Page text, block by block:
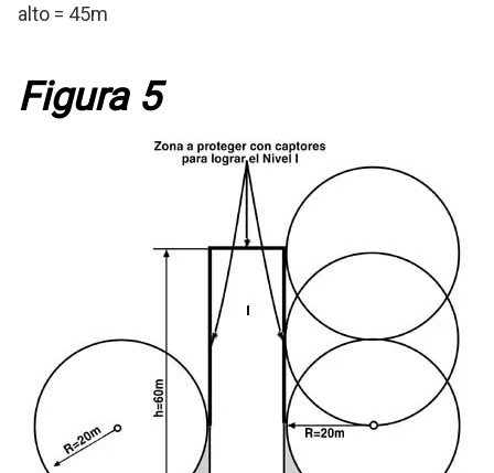
alto = 45m
Figura 5